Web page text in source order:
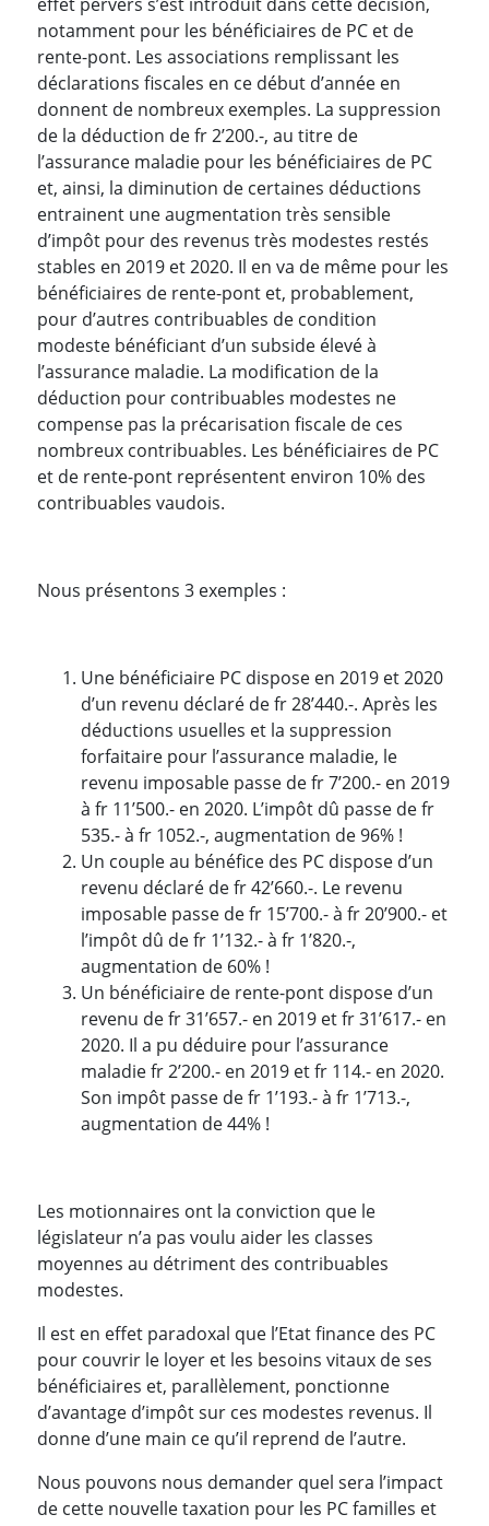
notamment pour les bénéficiaires de PC et de
rente-pont. Les associations remplissant les
déclarations fiscales en ce début d’année en
donnent de nombreux exemples. La suppression
de la déduction de fr 2’200.-, au titre de
l’assurance maladie pour les bénéficiaires de PC
et, ainsi, la diminution de certaines déductions
entrainent une augmentation très sensible
d’impôt pour des revenus très modestes restés
stables en 2019 et 2020. Il en va de même pour les
bénéficiaires de rente-pont et, probablement,
pour d’autres contribuables de condition
modeste bénéficiant d’un subside élevé à
l’assurance maladie. La modification de la
déduction pour contribuables modestes ne
compense pas la précarisation fiscale de ces
nombreux contribuables. Les bénéficiaires de PC
et de rente-pont représentent environ 10% des
contribuables vaudois.
Nous présentons 3 exemples :
Une bénéficiaire PC dispose en 2019 et 2020
d’un revenu déclaré de fr 28’440.-. Après les
déductions usuelles et la suppression
forfaitaire pour l’assurance maladie, le
revenu imposable passe de fr 7’200.- en 2019
à fr 11’500.- en 2020. L’impôt dû passe de fr
535.- à fr 1052.-, augmentation de 96% !
Un couple au bénéfice des PC dispose d’un
revenu déclaré de fr 42’660.-. Le revenu
imposable passe de fr 15’700.- à fr 20’900.- et
l’impôt dû de fr 1’132.- à fr 1’820.-,
augmentation de 60% !
Un bénéficiaire de rente-pont dispose d’un
revenu de fr 31’657.- en 2019 et fr 31’617.- en
2020. Il a pu déduire pour l’assurance
maladie fr 2’200.- en 2019 et fr 114.- en 2020.
Son impôt passe de fr 1’193.- à fr 1’713.-,
augmentation de 44% !
Les motionnaires ont la conviction que le
législateur n’a pas voulu aider les classes
moyennes au détriment des contribuables
modestes.
Il est en effet paradoxal que l’Etat finance des PC
pour couvrir le loyer et les besoins vitaux de ses
bénéficiaires et, parallèlement, ponctionne
d’avantage d’impôt sur ces modestes revenus. Il
donne d’une main ce qu’il reprend de l’autre.
Nous pouvons nous demander quel sera l’impact
de cette nouvelle taxation pour les PC familles et